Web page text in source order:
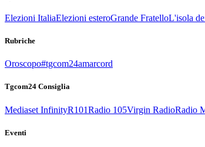
Elezioni ItaliaElezioni esteroGrande FratelloL'isola
Rubriche
Oroscopo#tgcom24amarcord
Tgcom24 Consiglia
Mediaset InfinityR101Radio 105Virgin RadioRadio
Eventi